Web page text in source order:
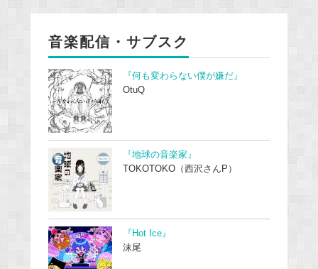
音楽配信・サブスク
『何も変わらない僕が嫌だ』
OtuQ
『地球の音楽家』
TOKOTOKO（西沢さんP）
『Hot Ice』
沫尾